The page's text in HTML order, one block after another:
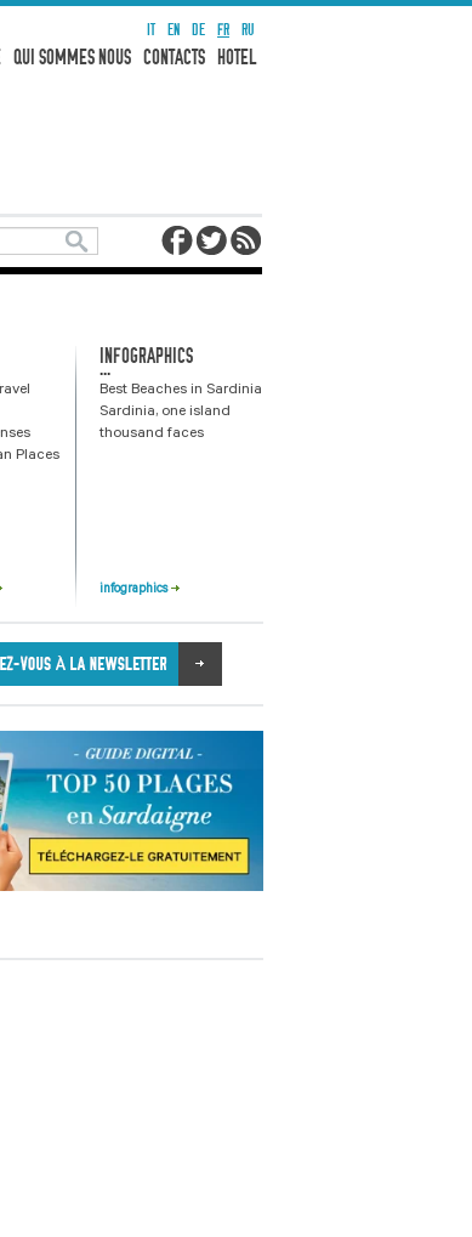
IT EN DE FR RU
QUI SOMMES NOUS CONTACTS HOTEL
Places
INFOGRAPHICS
...
Best Beaches in Sardinia
Sardinia, one island
thousand faces
infographics